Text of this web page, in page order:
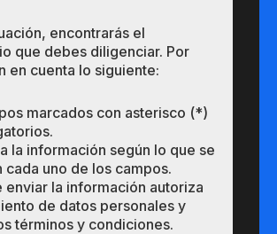
encontrarás el
que debes diligenciar. Por
en cuenta lo siguiente:
marcados con asterisco (*)
la información según lo que se
cada uno de los campos.
enviar la información autoriza
de datos personales y
términos y condiciones.